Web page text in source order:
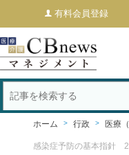
有料会員登録
ホーム 行政 医療
感染症予防の基本指針